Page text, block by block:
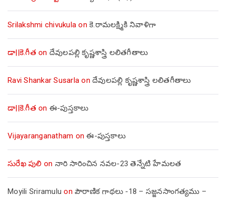
Srilakshmi chivukula on కె.రామలక్ష్మికి నివాళిగా
డా||కె.గీత on దేవులపల్లి కృష్ణశాస్త్రి లలితగీతాలు
Ravi Shankar Susarla on దేవులపల్లి కృష్ణశాస్త్రి లలితగీతాలు
డా||కె.గీత on ఈ-పుస్తకాలు
Vijayaranganatham onఈ-పుస్తకాలు
సురేఖ పులి on నారి సారించిన నవల-23 తెన్నేటి హేమలత
Moyili Sriramulu on పౌరాణిక గాథలు -18 – సజ్జనసాంగత్యము –